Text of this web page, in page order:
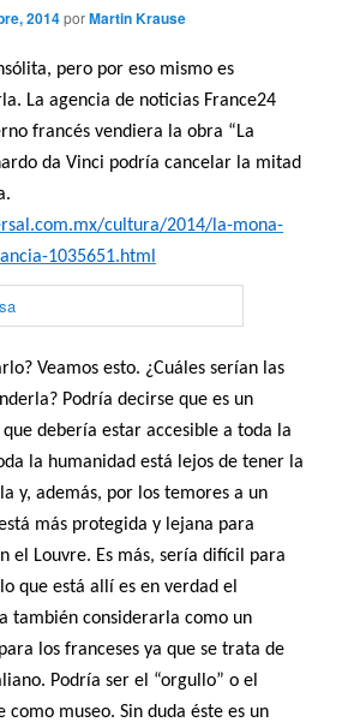
2014porMartin Krause
pero por eso mismo es
La agencia de noticias France24
francés vendiera la obra “La
da Vinci podría cancelar la mitad
cultura/2014/la-mona-
1035651.html
Veamos esto. ¿Cuáles serían las
Podría decirse que es un
debería estar accesible a toda la
la humanidad está lejos de tener la
y, además, por los temores a un
más protegida y lejana para
el Louvre. Es más, sería difícil para
que está allí es en verdad el
también considerarla como un
los franceses ya que se trata de
Podría ser el “orgullo” o el
como museo. Sin duda éste es un